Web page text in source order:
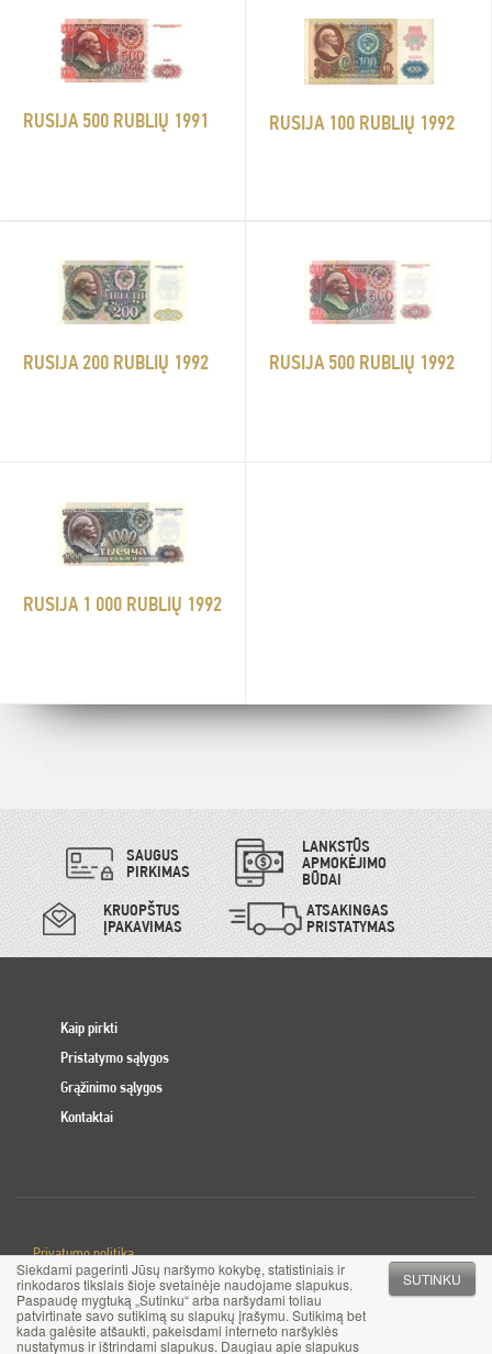
Siekdami pagerinti Jūsų naršymo kokybę, statistiniais ir
rinkodaros tikslais šioje svetainėje naudojame slapukus.
Paspaudę mygtuką „Sutinku“ arba naršydami toliau
patvirtinate savo sutikimą su slapukų įrašymu. Sutikimą bet
kada galėsite atšaukti, pakeisdami interneto naršyklės
nustatymus ir ištrindami slapukus. Daugiau apie slapukus
SUTINKU
RUSIJA 500 RUBLIŲ 1991 RUSIJA 100 RUBLIŲ 1992
RUSIJA 200 RUBLIŲ 1992 RUSIJA 500 RUBLIŲ 1992
RUSIJA 1 000 RUBLIŲ 1992
SAUGUS
PIRKIMAS
LANKSTŪS
APMOKĖJIMO
BŪDAI
KRUOPŠTUS
ĮPAKAVIMAS
ATSAKINGAS
PRISTATYMAS
Kaip pirkti
Pristatymo sąlygos
Grąžinimo sąlygos
Kontaktai
Privatumo politika
Slapuku politika
© 2017 MB Pinigai.lt. Visos teisės saugomos